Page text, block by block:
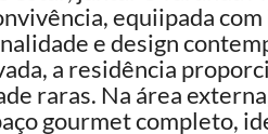
equiipada
e design
a residência
raras. Na área
gourmet completo,